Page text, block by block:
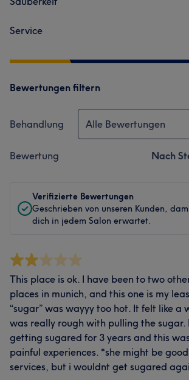
Service
Bewertungen filtern
Behandlung Alle Bewertungen
Bewertung Nach
Verifizierte Bewertungen
Geschrieben von unseren Kunden,
dich in jedem Salon erwartet.
This place is ok. I have been to two
places in munich, and this one is my
“sugar” was wayyy too hot. It felt like a
was really rough with pulling the sugar.
getting sugared for 3 years and this
painful experiences. *she might be
services, but i wouldnt get sugared